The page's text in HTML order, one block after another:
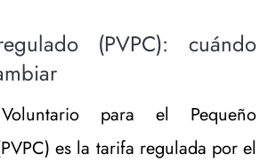
(PVPC): cuándo
para el Pequeño
es la tarifa regulada por el